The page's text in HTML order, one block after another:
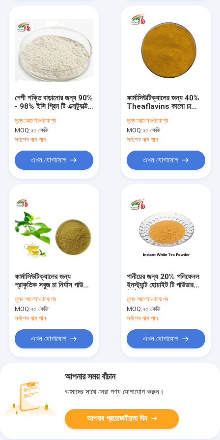
পেশী শক্তি বাড়ানোর জন্য 90%
- 98% ইসি গ্রিন টি এক্সট্র্যাক্ট
মূল্য:আলোচনাযোগ্য
MOQ:২৫ কেজি
সর্বশেষ দাম পান
এখন যোগাযোগ
ফার্মাসিউটিক্যালের জন্য 40%
Theaflavins কালো চা
মূল্য:আলোচনাযোগ্য
MOQ:২৫ কেজি
সর্বশেষ দাম পান
এখন যোগাযোগ
ফার্মাসিউটিক্যালের জন্য
প্রাকৃতিক সবুজ চা নির্যাস পাউডার
মূল্য:আলোচনাযোগ্য
MOQ:২৫ কেজি
সর্বশেষ দাম পান
এখন যোগাযোগ
পানীয়ের জন্য 20% পলিফেনল
ইনস্ট্যান্ট হোয়াইট টি পাউডার
মূল্য:আলোচনাযোগ্য
MOQ:২৫ কেজি
সর্বশেষ দাম পান
এখন যোগাযোগ
আপনার সময় বাঁচান
আমাদের সাথে সেরা পণ্য যোগাযোগ করুন।
আপনার প্রয়োজনীয়তা দিন